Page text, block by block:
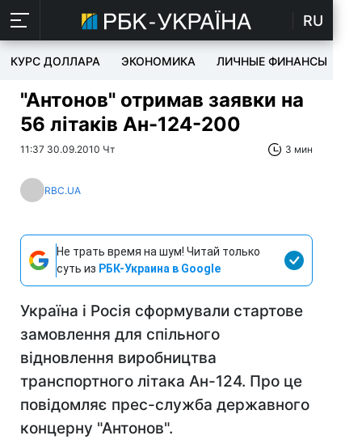
RU
КУРС ДОЛЛАРА ЭКОНОМИКА ЛИЧНЫЕ ФИНАНСЫ
"Антонов" отримав заявки на
56 літаків Ан-124-200
11:37 30.09.2010 Чт 3 мин
RBC.UA
Не трать время на шум! Читай только
суть из РБК-Украина в Google
Україна і Росія сформували стартове
замовлення для спільного
відновлення виробництва
транспортного літака Ан-124. Про це
повідомляє прес-служба державного
концерну "Антонов".